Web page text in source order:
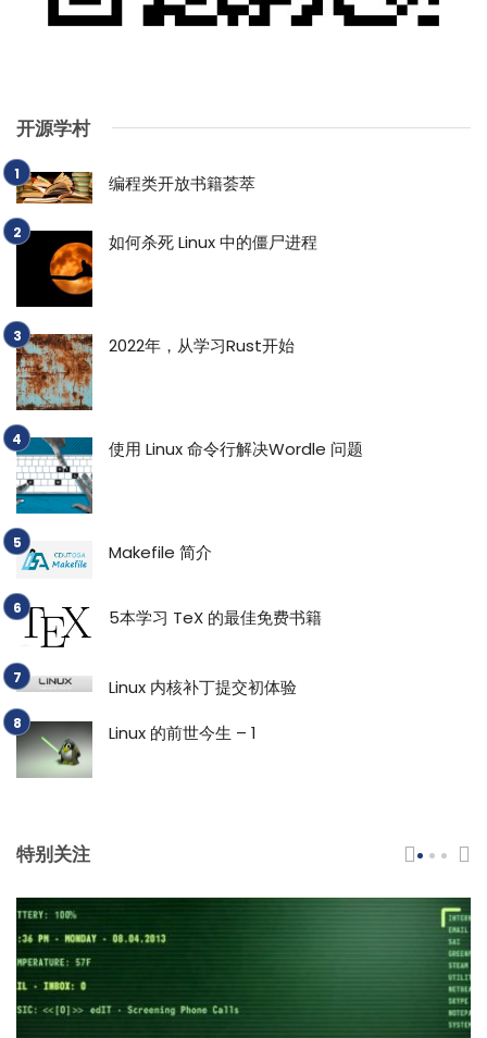
开源学村
编程类开放书籍荟萃
如何杀死 Linux 中的僵尸进程
2022年，从学习Rust开始
使用 Linux 命令行解决Wordle 问题
Makefile 简介
5本学习 TeX 的最佳免费书籍
Linux 内核补丁提交初体验
Linux 的前世今生 – 1
特别关注